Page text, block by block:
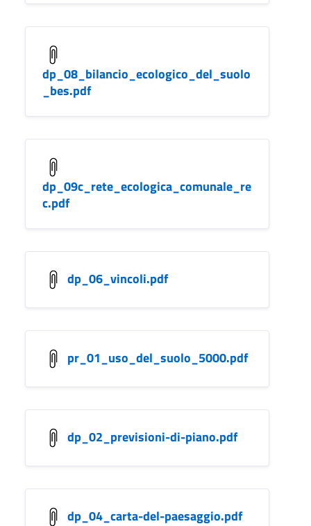
dp_08_bilancio_ecologico_del_suolo
_bes.pdf
dp_09c_rete_ecologica_comunale_re
c.pdf
dp_06_vincoli.pdf
pr_01_uso_del_suolo_5000.pdf
dp_02_previsioni-di-piano.pdf
dp_04_carta-del-paesaggio.pdf